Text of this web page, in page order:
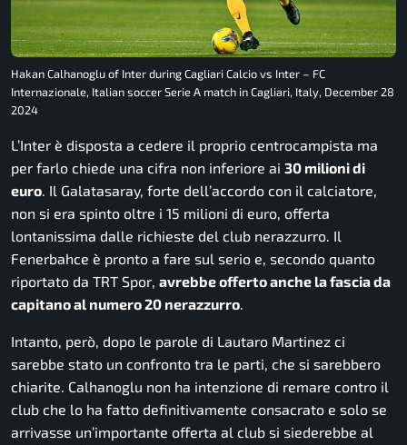
Hakan Calhanoglu of Inter during Cagliari Calcio vs Inter – FC
Internazionale, Italian soccer Serie A match in Cagliari, Italy, December 28
2024
L’Inter è disposta a cedere il proprio centrocampista ma
per farlo chiede una cifra non inferiore ai 30 milioni di
euro. Il Galatasaray, forte dell’accordo con il calciatore,
non si era spinto oltre i 15 milioni di euro, offerta
lontanissima dalle richieste del club nerazzurro. Il
Fenerbahce è pronto a fare sul serio e, secondo quanto
riportato da TRT Spor, avrebbe offerto anche la fascia da
capitano al numero 20 nerazzurro.
Intanto, però, dopo le parole di Lautaro Martinez ci
sarebbe stato un confronto tra le parti, che si sarebbero
chiarite. Calhanoglu non ha intenzione di remare contro il
club che lo ha fatto definitivamente consacrato e solo se
arrivasse un’importante offerta al club si siederebbe al